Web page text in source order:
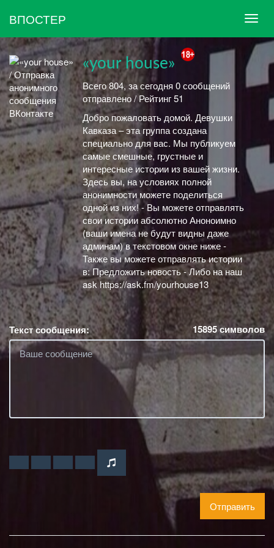
ВПОСТЕР
«your house»
Всего 804, за сегодня 0 сообщений
отправлено / Рейтинг 51
Добро пожаловать домой. Девушки
Кавказа – эта группа создана
специально для вас. Мы публикуем
самые смешные, грустные и
интересные истории из вашей жизни.
Здесь вы, на условиях полной
анонимности можете поделиться
одной из них! - Вы можете отправлять
свои истории абсолютно Аноноимно
(ваши имена не будут видны даже
админам) в текстовом окне ниже -
Также вы можете отправлять истории
в: Предложить новость - Либо на наш
ask https://ask.fm/yourhouse13
Текст сообщения: 15895символов
Отправить